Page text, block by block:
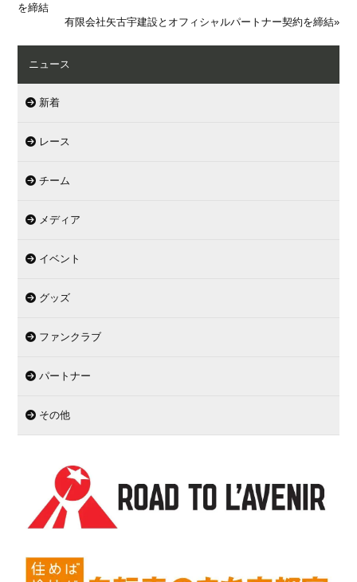
を締結
有限会社矢古宇建設とオフィシャルパートナー契約を締結»
ニュース
新着
レース
チーム
メディア
イベント
グッズ
ファンクラブ
パートナー
その他